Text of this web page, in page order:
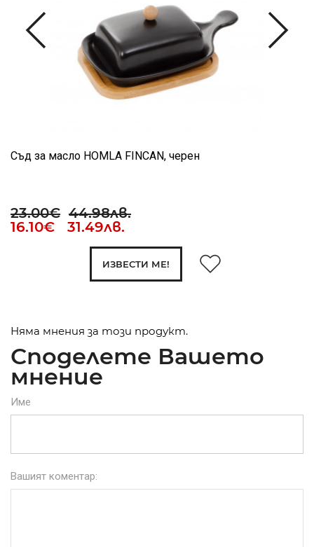
Съд за масло HOMLA FINCAN, черен
23.00€ 44.98лв.
16.10€ 31.49лв.
ИЗВЕСТИ МЕ!
Няма мнения за този продукт.
Споделете Вашето
мнение
Име
Вашият коментар: